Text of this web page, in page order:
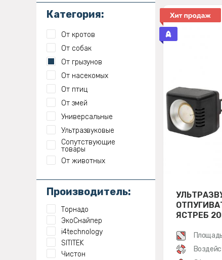
Категория:
От кротов
От собак
От грызунов
От насекомых
От птиц
От змей
Универсальные
Ультразвуковые
Сопутствующие
товары
От животных
Производитель:
Торнадо
ЭкоСнайпер
i4technology
SITITEK
Чистон
ЯСТРЕБ